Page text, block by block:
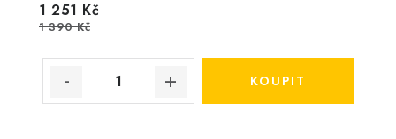
1 251 Kč
1 390 Kč